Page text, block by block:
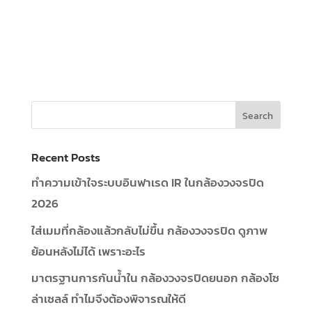
Recent Posts
ทำความเข้าใจระบบอินฟาเรด IR ในกล้องวงจรปิด
2026
ใส่เมมที่กล้องแล้วกลับไม่ขึ้น กล้องวงจรปิด ดูภาพ
ย้อนหลังไม่ได้ เพราะอะไร
มาตรฐานการกันน้ำใน กล้องวงจรปิดยนอก กล้องโซ
ล่าเซลล์ ทำไมจึงต้องพิจารณให้ดี